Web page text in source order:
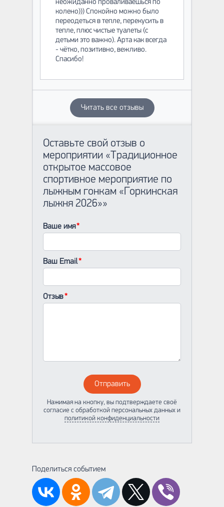
неожиданно проваливаешься по
колено))) Спокойно можно было
переодеться в тепле, перекусить в
тепле, плюс чистые туалеты (с
детьми это важно). Арта как всегда
- чётко, позитивно, вежливо.
Спасибо!
Читать все отзывы
Оставьте свой отзыв о
мероприятии «Традиционное
открытое массовое
спортивное мероприятие по
лыжным гонкам «Горкинская
лыжня 2026»»
Ваше имя
Ваш Email
Отзыв
Отправить
Нажимая на кнопку, вы подтверждаете своё
согласие с обработкой персональных данных и
политикой конфиденциальности
Поделиться событием